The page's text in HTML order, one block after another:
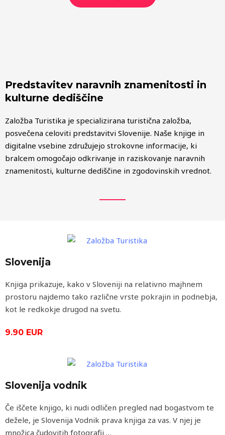
Predstavitev naravnih znamenitosti in
kulturne dediščine
Založba Turistika je specializirana turistična založba,
posvečena celoviti predstavitvi Slovenije. Naše knjige in
digitalne vsebine združujejo strokovne informacije, ki
bralcem omogočajo odkrivanje in raziskovanje naravnih
znamenitosti, kulturne dediščine in zgodovinskih vrednot.
Slovenija
Knjiga prikazuje, kako v Sloveniji na relativno majhnem
prostoru najdemo tako različne vrste pokrajin in podnebja,
kot le redkokje drugod na svetu.
9.90 EUR
Slovenija vodnik
Če iščete knjigo, ki nudi odličen pregled nad bogastvom te
dežele, je Slovenija Vodnik prava knjiga za vas. V njej je
množica čudovitih fotografij …